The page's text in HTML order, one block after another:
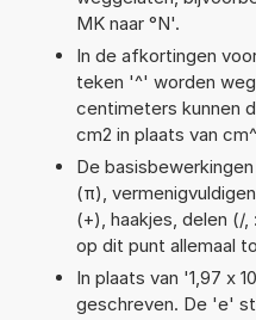
MK naar °N'.
In de afkortingen
teken '^' worden
centimeters kunnen
cm2 in plaats van
De
(π),
(+), haakjes, delen (/
op dit punt allemaal
In plaats van '1,97 x
geschreven. De 'e'